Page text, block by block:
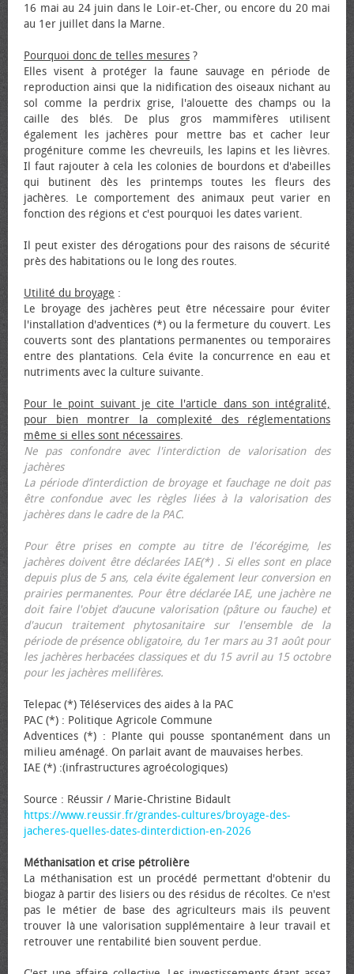
16 mai au 24 juin dans le Loir-et-Cher, ou encore du 20 mai
au 1er juillet dans la Marne.
Pourquoi donc de telles mesures ?
Elles visent à protéger la faune sauvage en période de
reproduction ainsi que la nidification des oiseaux nichant au
sol comme la perdrix grise, l'alouette des champs ou la
caille des blés. De plus gros mammifères utilisent
également les jachères pour mettre bas et cacher leur
progéniture comme les chevreuils, les lapins et les lièvres.
Il faut rajouter à cela les colonies de bourdons et d'abeilles
qui butinent dès les printemps toutes les fleurs des
jachères. Le comportement des animaux peut varier en
fonction des régions et c'est pourquoi les dates varient.
Il peut exister des dérogations pour des raisons de sécurité
près des habitations ou le long des routes.
Utilité du broyage :
Le broyage des jachères peut être nécessaire pour éviter
l'installation d'adventices (*) ou la fermeture du couvert. Les
couverts sont des plantations permanentes ou temporaires
entre des plantations. Cela évite la concurrence en eau et
nutriments avec la culture suivante.
Pour le point suivant je cite l'article dans son intégralité,
pour bien montrer la complexité des réglementations
même si elles sont nécessaires.
Ne pas confondre avec l'interdiction de valorisation des
jachères
La période d’interdiction de broyage et fauchage ne doit pas
être confondue avec les règles liées à la valorisation des
jachères dans le cadre de la PAC.
Pour être prises en compte au titre de l'écorégime, les
jachères doivent être déclarées IAE(*) . Si elles sont en place
depuis plus de 5 ans, cela évite également leur conversion en
prairies permanentes. Pour être déclarée IAE, une jachère ne
doit faire l'objet d’aucune valorisation (pâture ou fauche) et
d'aucun traitement phytosanitaire sur l'ensemble de la
période de présence obligatoire, du 1er mars au 31 août pour
les jachères herbacées classiques et du 15 avril au 15 octobre
pour les jachères mellifères.
Telepac (*) Téléservices des aides à la PAC
PAC (*) : Politique Agricole Commune
Adventices (*) : Plante qui pousse spontanément dans un
milieu aménagé. On parlait avant de mauvaises herbes.
IAE (*) :(infrastructures agroécologiques)
Source : Réussir / Marie-Christine Bidault
https://www.reussir.fr/grandes-cultures/broyage-des-
jacheres-quelles-dates-dinterdiction-en-2026
Méthanisation et crise pétrolière
La méthanisation est un procédé permettant d'obtenir du
biogaz à partir des lisiers ou des résidus de récoltes. Ce n'est
pas le métier de base des agriculteurs mais ils peuvent
trouver là une valorisation supplémentaire à leur travail et
retrouver une rentabilité bien souvent perdue.